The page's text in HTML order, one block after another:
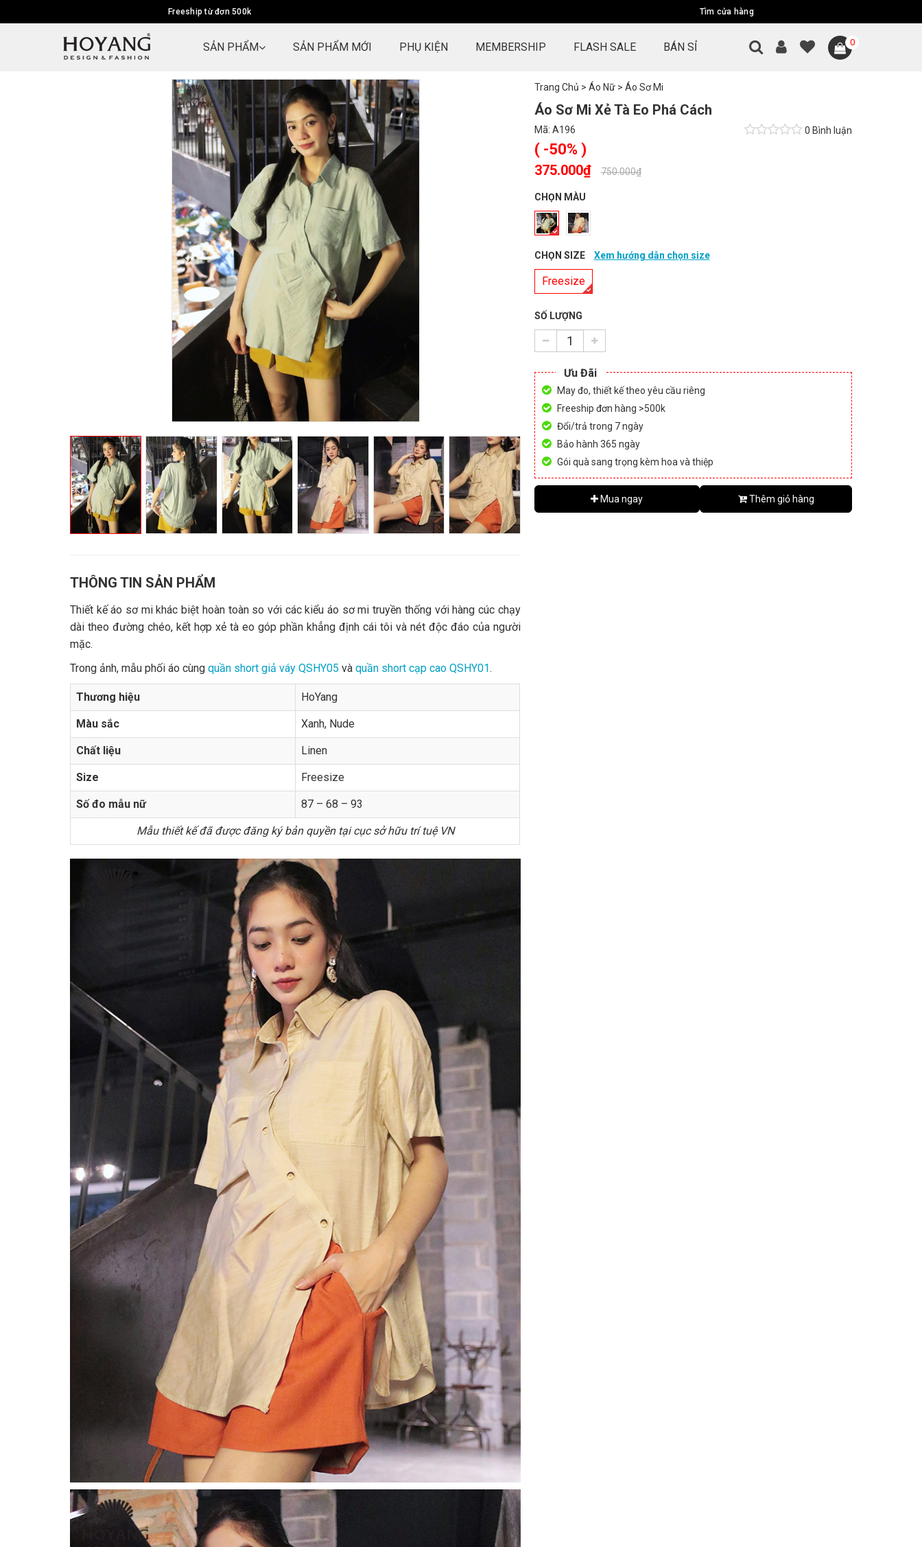
Freeship từ đơn 500k Tìm cửa hàng
SẢN PHẨM SẢN PHẨM MỚI PHỤ KIỆN MEMBERSHIP FLASH SALE BÁN SỈ 0
Trang Chủ > Áo Nữ> Áo Sơ Mi
Áo Sơ Mi Xẻ Tà Eo Phá Cách
Mã: A196 0 Bình luận
( -50% )
375.000₫-750.000₫
CHỌN MÀU
CHỌN SIZE Xem hướng dẫn chọn size
Freesize
SỐ LƯỢNG
Ưu Đãi
May đo, thiết kế theo yêu cầu riêng
Freeship đơn hàng >500k
Đổi/trả trong 7 ngày
Bảo hành 365 ngày
Gói quà sang trọng kèm hoa và thiệp
Mua ngay Thêm giỏ hàng
THÔNG TIN SẢN PHẨM
Thiết kế áo sơ mi khác biệt hoàn toàn so với các kiểu áo sơ mi truyền thống với hàng cúc chạy
dài theo đường chéo, kết hợp xẻ tà eo góp phần khẳng định cái tôi và nét độc đáo của người
mặc.
Trong ảnh, mẫu phối áo cùng quần short giả váy QSHY05 và quần short cạp cao QSHY01.
Thương hiệu HoYang
Màu sắc Xanh, Nude
Chất liệu Linen
Size Freesize
Số đo mẫu nữ 87 – 68 – 93
Mẫu thiết kế đã được đăng ký bản quyền tại cục sở hữu trí tuệ VN